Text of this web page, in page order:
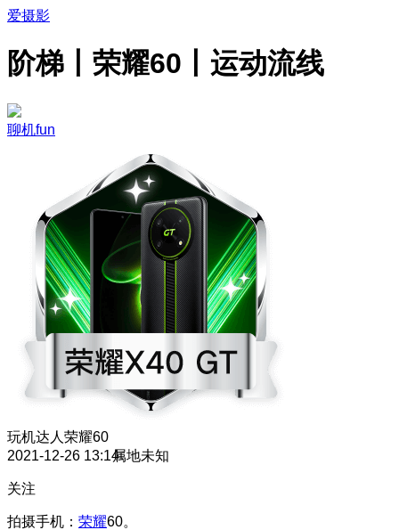
爱摄影
阶梯丨荣耀60丨运动流线
聊机fun
玩机达人 荣耀60
2021-12-26 13:14属地未知
关注
拍摄手机： 荣耀60。